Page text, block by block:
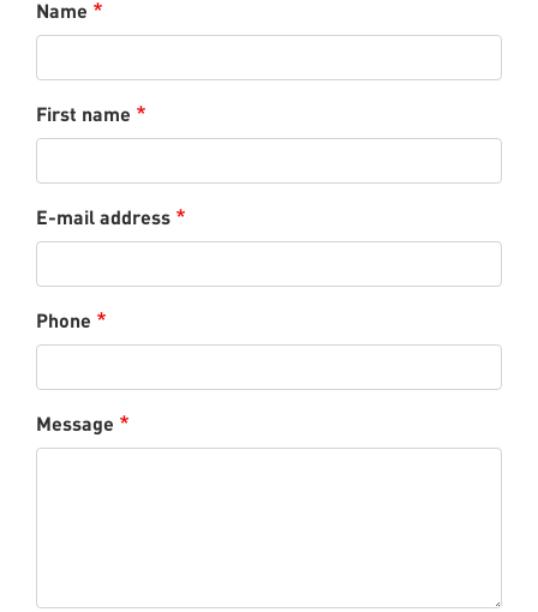
Name
First name
E-mail address
Phone
Message